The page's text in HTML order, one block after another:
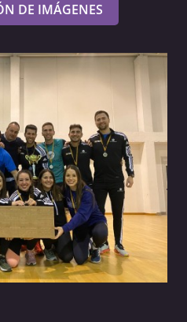
DE IMÁGENES